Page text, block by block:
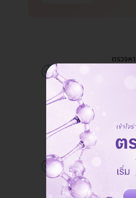
ตรวจห
Siam
ตรวจ
Siam
เชียงใหม่